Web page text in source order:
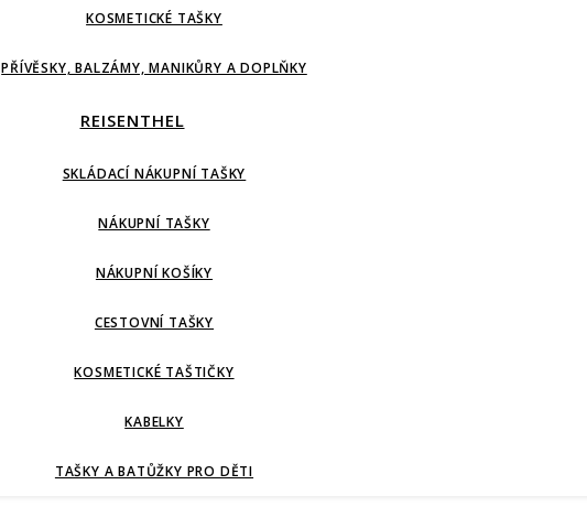
KOSMETICKÉ TAŠKY
PŘÍVĚSKY, BALZÁMY, MANIKŮRY A DOPLŇKY
REISENTHEL
SKLÁDACÍ NÁKUPNÍ TAŠKY
NÁKUPNÍ TAŠKY
NÁKUPNÍ KOŠÍKY
CESTOVNÍ TAŠKY
KOSMETICKÉ TAŠTIČKY
KABELKY
TAŠKY A BATŮŽKY PRO DĚTI